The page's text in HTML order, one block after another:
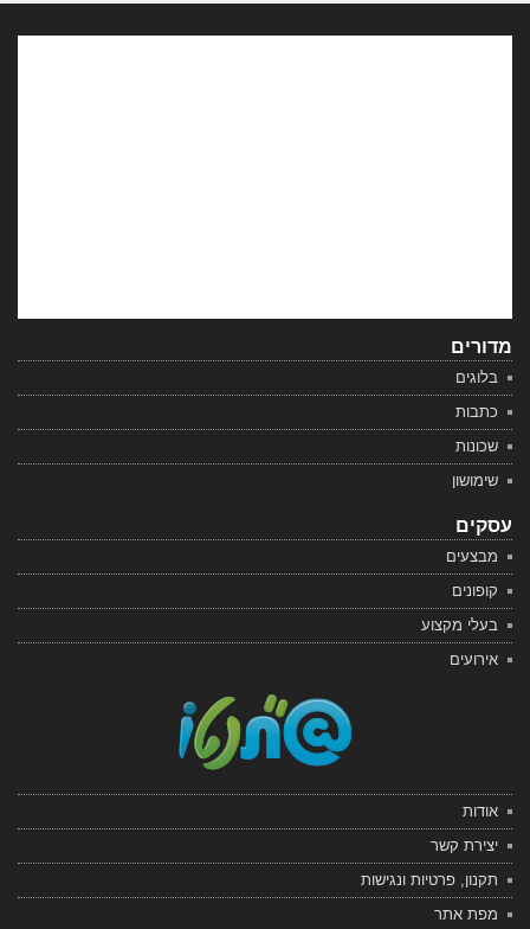
מדורים
בלוגים
כתבות
שכונות
שימושון
עסקים
מבצעים
קופונים
בעלי מקצוע
אירועים
אודות
יצירת קשר
תקנון, פרטיות ונגישות
מפת אתר